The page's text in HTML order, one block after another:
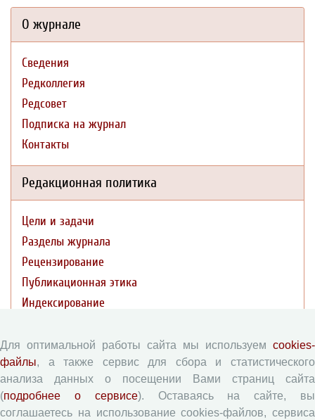
О журнале
Сведения
Редколлегия
Редсовет
Подписка на журнал
Контакты
Редакционная политика
Цели и задачи
Разделы журнала
Рецензирование
Публикационная этика
Индексирование
Политика открытого доступа
Политика раскрытия
Публикации
Для оптимальной работы сайта мы используем cookies-
файлы, а также сервис для сбора и статистического
анализа данных о посещении Вами страниц сайта
(подробнее о сервисе). Оставаясь на сайте, вы
соглашаетесь на использование cookies-файлов, сервиса